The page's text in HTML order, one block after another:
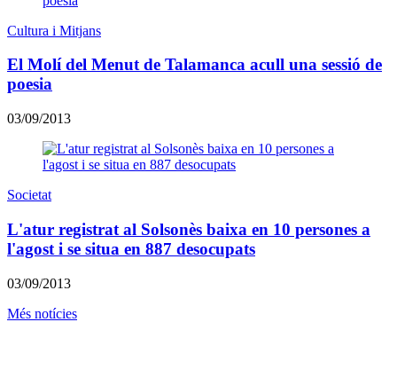
Cultura i Mitjans
El Molí del Menut de Talamanca acull una sessió de
poesia
03/09/2013
Societat
L'atur registrat al Solsonès baixa en 10 persones a
l'agost i se situa en 887 desocupats
03/09/2013
Més notícies